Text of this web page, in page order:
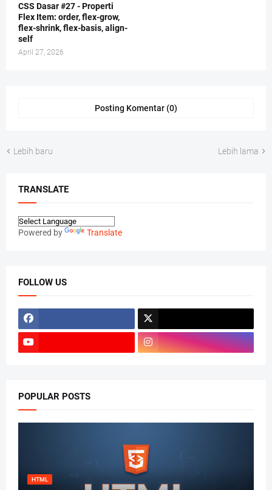
CSS Dasar #27 - Properti
Flex Item: order, flex-grow,
flex-shrink, flex-basis, align-
self
April 27, 2026
Posting Komentar (0)
Lebih baru Lebih lama
TRANSLATE
Powered by Translate
FOLLOW US
POPULAR POSTS
HTML